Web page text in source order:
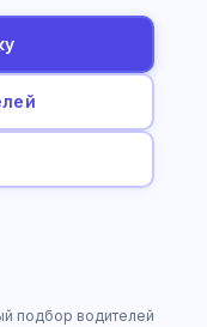
подбор водителей